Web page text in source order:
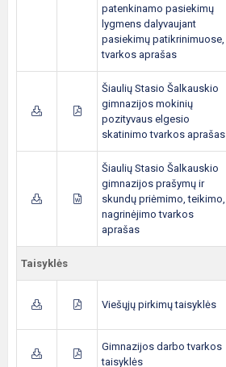
patenkinamo pasiekimų
lygmens dalyvaujant
pasiekimų patikrinimuose,
tvarkos aprašas
Šiaulių Stasio Šalkauskio
gimnazijos mokinių
pozityvaus elgesio
skatinimo tvarkos aprašas
Šiaulių Stasio Šalkauskio
gimnazijos prašymų ir
skundų priėmimo, teikimo,
nagrinėjimo tvarkos
aprašas
Taisyklės
Viešųjų pirkimų taisyklės
Gimnazijos darbo tvarkos
taisyklės